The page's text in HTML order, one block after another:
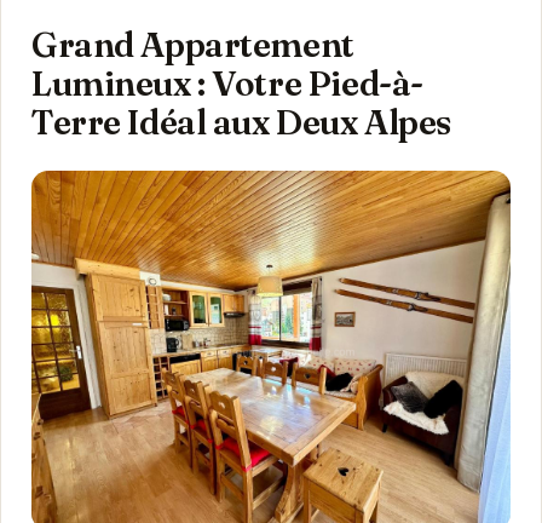
Grand Appartement
Lumineux : Votre Pied-à-
Terre Idéal aux Deux Alpes